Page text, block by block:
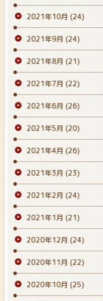
2021年10月 (24)
2021年9月 (24)
2021年8月 (21)
2021年7月 (22)
2021年6月 (26)
2021年5月 (20)
2021年4月 (26)
2021年3月 (23)
2021年2月 (24)
2021年1月 (21)
2020年12月 (24)
2020年11月 (22)
2020年10月 (25)